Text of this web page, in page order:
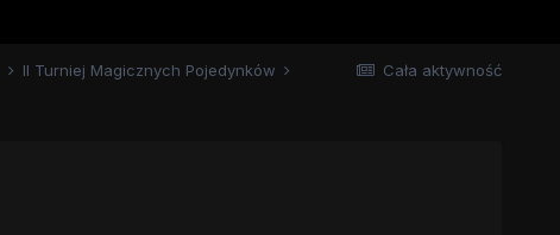
Cała aktywność
II Turniej Magicznych Pojedynków